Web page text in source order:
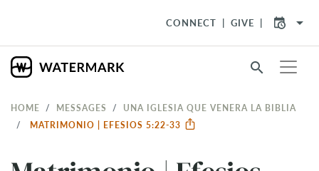
CONNECT GIVE arrow_drop_down
search
HOME MESSAGES
UNA IGLESIA QUE VENERA LA BIBLIA
MATRIMONIO | EFESIOS 5:22-33